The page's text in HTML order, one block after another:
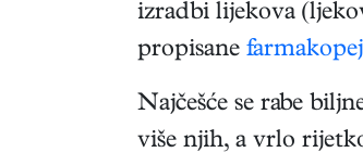
izradbi lijekova
propisane
Najčešće se rabe
više njih, a vrlo